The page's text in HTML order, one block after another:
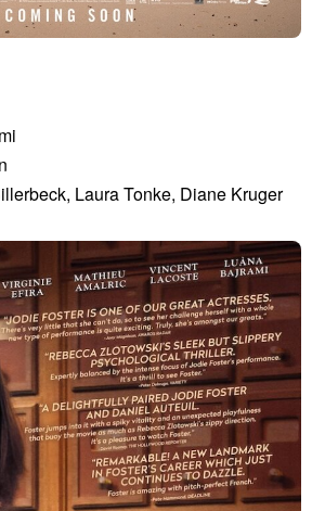
Laura Tonke, Diane Kruger